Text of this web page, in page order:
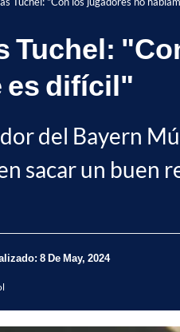
Tuchel:
es difícil"
del Bayern
sacar un buen
8 De May, 2024